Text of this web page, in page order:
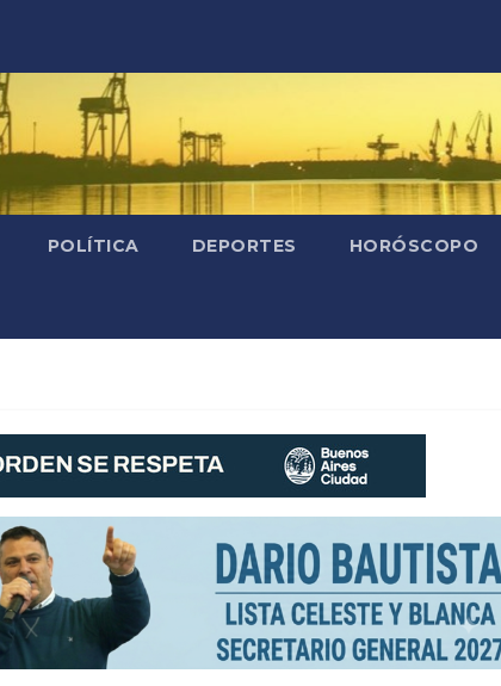
POLÍTICA DEPORTES HORÓSCOPO